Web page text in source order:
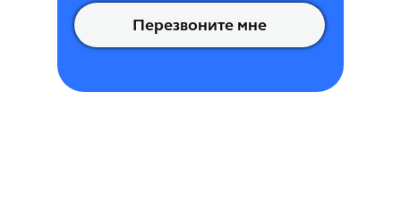
Перезвоните мне